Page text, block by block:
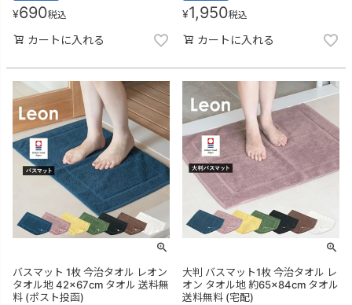
¥690税込
カートに入れる
¥1,950税込
カートに入れる
バスマット 1枚 今治タオル レオン
タオル地 42×67cm タオル 送料無
料 (ポスト投函)
大判 バスマット1枚 今治タオル レ
オン タオル地 約65×84cm タオル
送料無料 (宅配)